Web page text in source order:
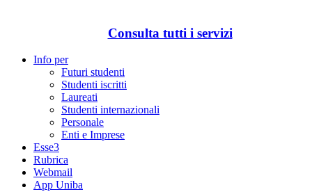
Consulta tutti i servizi
Info per
Futuri studenti
Studenti iscritti
Laureati
Studenti internazionali
Personale
Enti e Imprese
Esse3
Rubrica
Webmail
App Uniba